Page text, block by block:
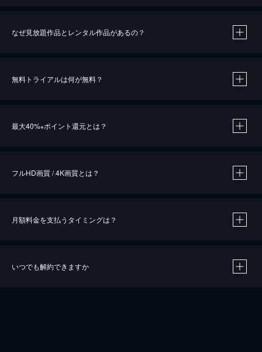
なぜ見放題作品とレンタル作品があるの？
無料トライアルは何が無料？
最大40%※ポイント還元とは？
※40％ポイント還元の対象は、クレジットカード決済による作品の購入 / レンタルです。
フルHD画質 / 4K画質とは？
月額料金を支払うタイミングは？
いつでも解約できますか